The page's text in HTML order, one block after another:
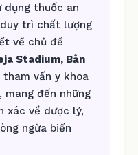
dụng thuốc an
trì chất lượng
về chủ đề
Stadium, Bản
tham vấn y khoa
mang đến những
xác về dược lý,
ngừa biến